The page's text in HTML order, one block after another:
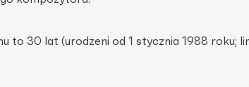
to 30 lat (urodzeni od 1 stycznia 1988 roku;